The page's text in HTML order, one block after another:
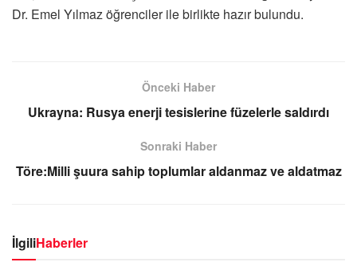
Dr. Emel Yılmaz öğrenciler ile birlikte hazır bulundu.
Önceki Haber
Ukrayna: Rusya enerji tesislerine füzelerle saldırdı
Sonraki Haber
Töre:Milli şuura sahip toplumlar aldanmaz ve aldatmaz
İlgiliHaberler